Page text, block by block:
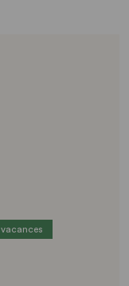
vacances